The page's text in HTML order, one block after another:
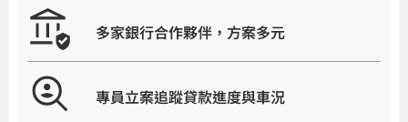
多家銀行合作夥伴，方案多元
專員立案追蹤貸款進度與車況